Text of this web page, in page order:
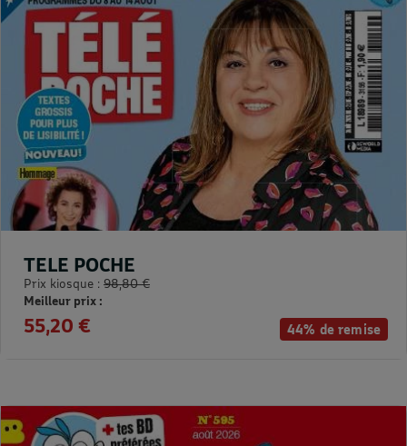
44% de remise
TELE POCHE
Prix kiosque : 98,80 €
Meilleur prix :
55,20 €